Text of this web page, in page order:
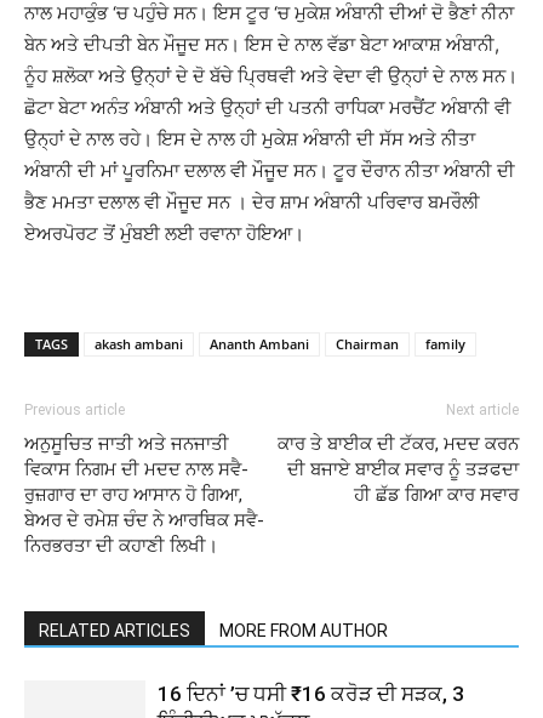
ਨਾਲ ਮਹਾਕੁੰਭ ‘ਚ ਪਹੁੰਚੇ ਸਨ। ਇਸ ਟੂਰ ‘ਚ ਮੁਕੇਸ਼ ਅੰਬਾਨੀ ਦੀਆਂ ਦੋ ਭੈਣਾਂ ਨੀਨਾ
ਬੇਨ ਅਤੇ ਦੀਪਤੀ ਬੇਨ ਮੌਜੂਦ ਸਨ। ਇਸ ਦੇ ਨਾਲ ਵੱਡਾ ਬੇਟਾ ਆਕਾਸ਼ ਅੰਬਾਨੀ,
ਨੂੰਹ ਸ਼ਲੋਕਾ ਅਤੇ ਉਨ੍ਹਾਂ ਦੇ ਦੋ ਬੱਚੇ ਪ੍ਰਿਥਵੀ ਅਤੇ ਵੇਦਾ ਵੀ ਉਨ੍ਹਾਂ ਦੇ ਨਾਲ ਸਨ।
ਛੋਟਾ ਬੇਟਾ ਅਨੰਤ ਅੰਬਾਨੀ ਅਤੇ ਉਨ੍ਹਾਂ ਦੀ ਪਤਨੀ ਰਾਧਿਕਾ ਮਰਚੈਂਟ ਅੰਬਾਨੀ ਵੀ
ਉਨ੍ਹਾਂ ਦੇ ਨਾਲ ਰਹੇ। ਇਸ ਦੇ ਨਾਲ ਹੀ ਮੁਕੇਸ਼ ਅੰਬਾਨੀ ਦੀ ਸੱਸ ਅਤੇ ਨੀਤਾ
ਅੰਬਾਨੀ ਦੀ ਮਾਂ ਪੂਰਨਿਮਾ ਦਲਾਲ ਵੀ ਮੌਜੂਦ ਸਨ। ਟੂਰ ਦੌਰਾਨ ਨੀਤਾ ਅੰਬਾਨੀ ਦੀ
ਭੈਣ ਮਮਤਾ ਦਲਾਲ ਵੀ ਮੌਜੂਦ ਸਨ । ਦੇਰ ਸ਼ਾਮ ਅੰਬਾਨੀ ਪਰਿਵਾਰ ਬਮਰੌਲੀ
ਏਅਰਪੋਰਟ ਤੋਂ ਮੁੰਬਈ ਲਈ ਰਵਾਨਾ ਹੋਇਆ।
TAGS akash ambani Ananth Ambani Chairman family
Previous article
ਅਨੁਸੂਚਿਤ ਜਾਤੀ ਅਤੇ ਜਨਜਾਤੀ
ਵਿਕਾਸ ਨਿਗਮ ਦੀ ਮਦਦ ਨਾਲ ਸਵੈ-
ਰੁਜ਼ਗਾਰ ਦਾ ਰਾਹ ਆਸਾਨ ਹੋ ਗਿਆ,
ਬੇਅਰ ਦੇ ਰਮੇਸ਼ ਚੰਦ ਨੇ ਆਰਥਿਕ ਸਵੈ-
ਨਿਰਭਰਤਾ ਦੀ ਕਹਾਣੀ ਲਿਖੀ।
Next article
ਕਾਰ ਤੇ ਬਾਈਕ ਦੀ ਟੱਕਰ, ਮਦਦ ਕਰਨ
ਦੀ ਬਜਾਏ ਬਾਈਕ ਸਵਾਰ ਨੂੰ ਤੜਫਦਾ
ਹੀ ਛੱਡ ਗਿਆ ਕਾਰ ਸਵਾਰ
RELATED ARTICLES MORE FROM AUTHOR
16 ਦਿਨਾਂ ’ਚ ਧਸੀ ₹16 ਕਰੋੜ ਦੀ ਸੜਕ, 3